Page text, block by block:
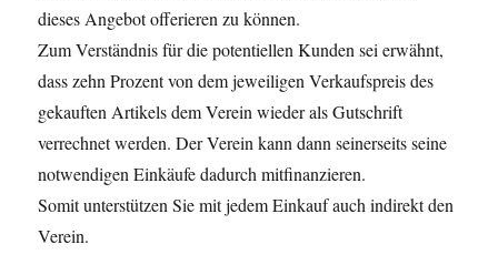
dieses Angebot offerieren zu können.
Zum Verständnis für die potentiellen Kunden sei erwähnt,
dass zehn Prozent von dem jeweiligen Verkaufspreis des
gekauften Artikels dem Verein wieder als Gutschrift
verrechnet werden. Der Verein kann dann seinerseits seine
notwendigen Einkäufe dadurch mitfinanzieren.
Somit unterstützen Sie mit jedem Einkauf auch indirekt den
Verein.